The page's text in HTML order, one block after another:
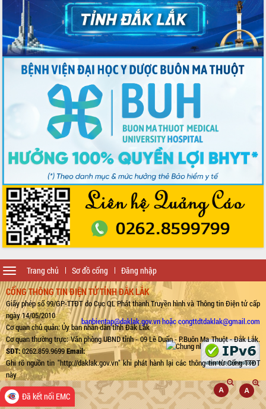
Trang chủ Sơ đồ cổng Đăng nhập
Toggle
navigation
CỔNG THÔNG TIN ĐIỆN TỬ TỈNH ĐẮK LẮK
Giấy phép số 99/GP-TTĐT do Cục QL Phát thanh Truyền hình và Thông tin Điện tử cấp
ngày 14/05/2010
Cơ quan chủ quản: Ủy ban nhân dân tỉnh Đắk Lắk
Cơ quan thường trực: Văn phòng UBND tỉnh - 09 Lê Duẩn - P.Buôn Ma Thuột - Đắk Lắk.
SĐT:0262.859.9699Email:
banbientap@daklak.gov.vn hoặc congttdtdaklak@gmail.com
Ghi rõ nguồn tin "http://daklak.gov.vn" khi phát hành lại các thông tin từ Cổng TTĐT
này
Đã kết nối EMC